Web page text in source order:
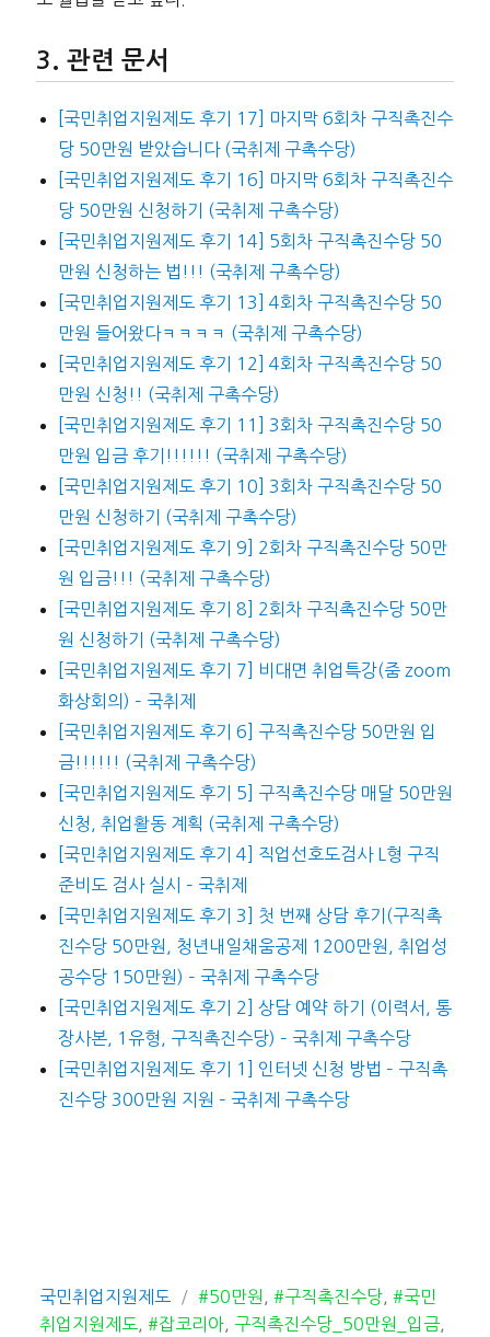
관련 문서
[국민취업지원제도 후기 17] 마지막 6회차 구직촉진수
당 50만원 받았습니다 (국취제 구촉수당)
[국민취업지원제도 후기 16] 마지막 6회차 구직촉진수
당 50만원 신청하기 (국취제 구촉수당)
[국민취업지원제도 후기 14] 5회차 구직촉진수당 50
만원 신청하는 법!!! (국취제 구촉수당)
[국민취업지원제도 후기 13] 4회차 구직촉진수당 50
만원 들어왔다ㅋㅋㅋㅋ (국취제 구촉수당)
[국민취업지원제도 후기 12] 4회차 구직촉진수당 50
만원 신청!! (국취제 구촉수당)
[국민취업지원제도 후기 11] 3회차 구직촉진수당 50
만원 입금 후기!!!!!! (국취제 구촉수당)
[국민취업지원제도 후기 10] 3회차 구직촉진수당 50
만원 신청하기 (국취제 구촉수당)
[국민취업지원제도 후기 9] 2회차 구직촉진수당 50만
원 입금!!! (국취제 구촉수당)
[국민취업지원제도 후기 8] 2회차 구직촉진수당 50만
원 신청하기 (국취제 구촉수당)
[국민취업지원제도 후기 7] 비대면 취업특강(줌 zoom
화상회의) – 국취제
[국민취업지원제도 후기 6] 구직촉진수당 50만원 입
금!!!!!! (국취제 구촉수당)
[국민취업지원제도 후기 5] 구직촉진수당 매달 50만원
신청, 취업활동 계획 (국취제 구촉수당)
[국민취업지원제도 후기 4] 직업선호도검사 L형 구직
준비도 검사 실시 – 국취제
[국민취업지원제도 후기 3] 첫 번째 상담 후기(구직촉
진수당 50만원, 청년내일채움공제 1200만원, 취업성
공수당 150만원) – 국취제 구촉수당
[국민취업지원제도 후기 2] 상담 예약 하기 (이력서, 통
장사본, 1유형, 구직촉진수당) – 국취제 구촉수당
[국민취업지원제도 후기 1] 인터넷 신청 방법 – 구직촉
진수당 300만원 지원 – 국취제 구촉수당
카
테
국민취업지원제도
태
그
#50만원 #구직촉진수당, #국민
취업지원제도
,#잡코리아 구직촉진수당_50만원_입금